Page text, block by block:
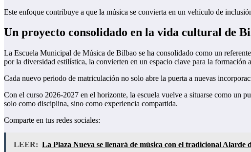
Este enfoque contribuye a que la música se convierta en un vehículo de
Un proyecto consolidado en la vida cultural de
La Escuela Municipal de Música de Bilbao se ha consolidado como un
por la diversidad estilística, la convierten en un espacio clave para la formación
Cada nuevo periodo de matriculación no solo abre la puerta a nuevas
Con el curso 2026-2027 en el horizonte, la escuela vuelve a situarse como un
solo como disciplina, sino como experiencia compartida.
Comparte en tus redes sociales:
LEER: La Plaza Nueva se llenará de música con el tradicional